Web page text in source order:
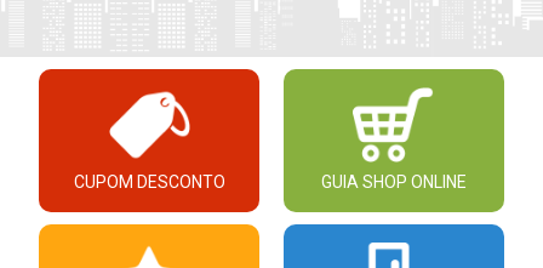
CUPOM DESCONTO GUIA SHOP ONLINE